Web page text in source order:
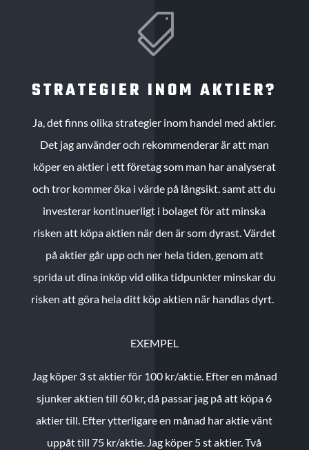

STRATEGIER INOM AKTIER?
Ja, det finns olika strategier inom handel med aktier.
Det jag använder och rekommenderar är att man
köper en aktier i ett företag som man har analyserat
och tror kommer öka i värde på långsikt. samt att du
investerar kontinuerligt i bolaget för att minska
risken att köpa aktien när den är som dyrast. Värdet
på aktier går upp och ner hela tiden, genom att
sprida ut dina inköp vid olika tidpunkter minskar du
risken att göra hela ditt köp aktien när handlas dyrt.
EXEMPEL
Jag köper 3 st aktier för 100 kr/aktie. Efter en månad
sjunker aktien till 60 kr, då passar jag på att köpa 6
aktier till. Efter ytterligare en månad har aktie vänt
uppåt till 75 kr/aktie. Jag köper 5 st aktier.Två